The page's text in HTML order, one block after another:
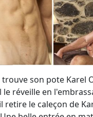
trouve son pote Karel
le réveille en
retire le caleçon de
Une belle entrée en
qui va suivre :
sa chair la puissance
: Prague Buddies/